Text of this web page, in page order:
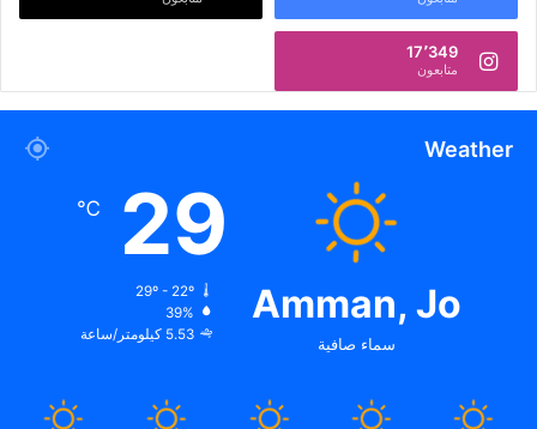
17٬349
متابعون
Weather
Amman, Jo
سماء صافية
29
℃
29º - 22º
39%
5.53 كيلومتر/ساعة